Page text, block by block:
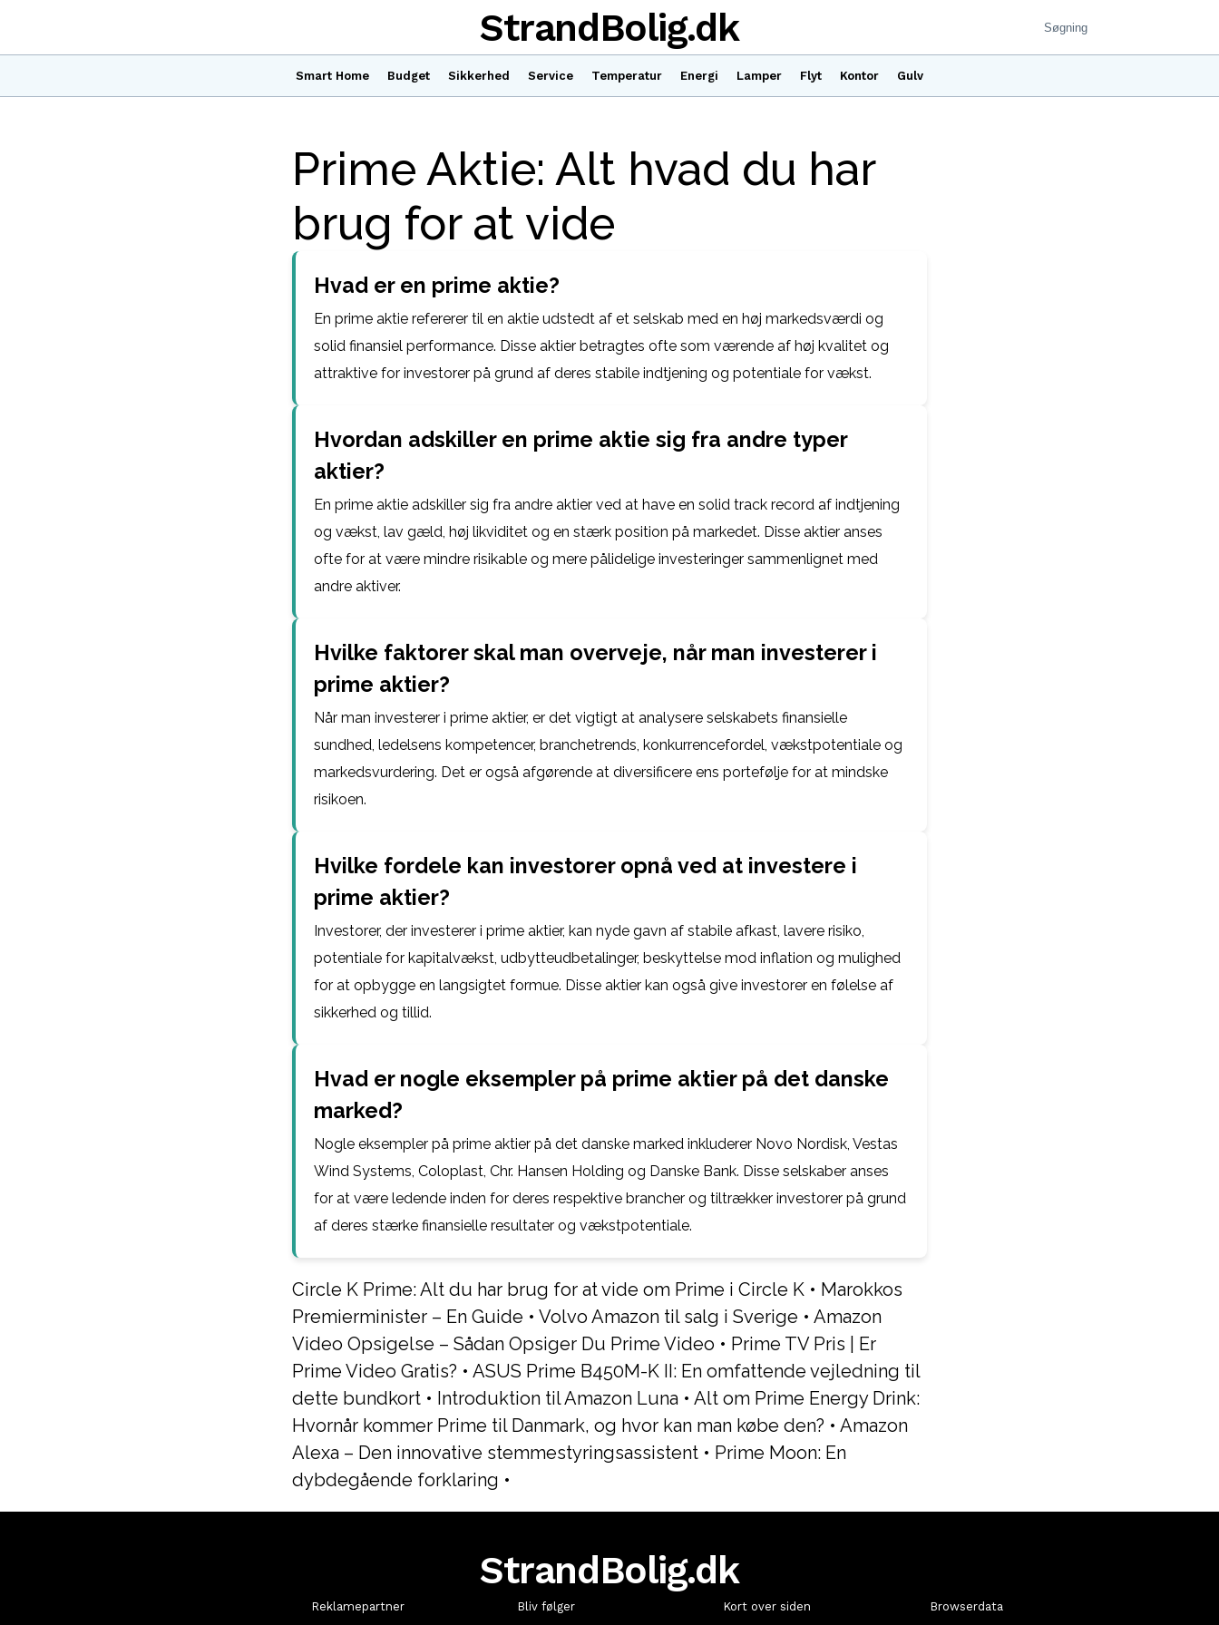
Smart Home Budget Sikkerhed Service Temperatur Energi Lamper Flyt Kontor Gulv
StrandBolig.dk
Prime Aktie: Alt hvad du har
brug for at vide
Hvad er en prime aktie?
En prime aktie refererer til en aktie udstedt af et selskab med en høj markedsværdi og
solid finansiel performance. Disse aktier betragtes ofte som værende af høj kvalitet og
attraktive for investorer på grund af deres stabile indtjening og potentiale for vækst.
Hvordan adskiller en prime aktie sig fra andre typer
aktier?
En prime aktie adskiller sig fra andre aktier ved at have en solid track record af indtjening
og vækst, lav gæld, høj likviditet og en stærk position på markedet. Disse aktier anses
ofte for at være mindre risikable og mere pålidelige investeringer sammenlignet med
andre aktiver.
Hvilke faktorer skal man overveje, når man investerer i
prime aktier?
Når man investerer i prime aktier, er det vigtigt at analysere selskabets finansielle
sundhed, ledelsens kompetencer, branchetrends, konkurrencefordel, vækstpotentiale og
markedsvurdering. Det er også afgørende at diversificere ens portefølje for at mindske
risikoen.
Hvilke fordele kan investorer opnå ved at investere i
prime aktier?
Investorer, der investerer i prime aktier, kan nyde gavn af stabile afkast, lavere risiko,
potentiale for kapitalvækst, udbytteudbetalinger, beskyttelse mod inflation og mulighed
for at opbygge en langsigtet formue. Disse aktier kan også give investorer en følelse af
sikkerhed og tillid.
Hvad er nogle eksempler på prime aktier på det danske
marked?
Nogle eksempler på prime aktier på det danske marked inkluderer Novo Nordisk, Vestas
Wind Systems, Coloplast, Chr. Hansen Holding og Danske Bank. Disse selskaber anses
for at være ledende inden for deres respektive brancher og tiltrækker investorer på grund
af deres stærke finansielle resultater og vækstpotentiale.
Circle K Prime: Alt du har brug for at vide om Prime i Circle K • Marokkos
Premierminister – En Guide • Volvo Amazon til salg i Sverige • Amazon
Video Opsigelse – Sådan Opsiger Du Prime Video • Prime TV Pris | Er
Prime Video Gratis? • ASUS Prime B450M-K II: En omfattende vejledning til
dette bundkort • Introduktion til Amazon Luna • Alt om Prime Energy Drink:
Hvornår kommer Prime til Danmark, og hvor kan man købe den? • Amazon
Alexa – Den innovative stemmestyringsassistent • Prime Moon: En
dybdegående forklaring •
StrandBolig.dk
Reklamepartner Bliv følger Kort over siden Browserdata